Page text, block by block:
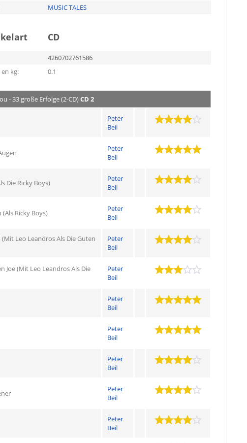
MUSIC TALES
CD
4260702761586
kg:
0.1
- 33 große Erfolge (2-CD)CD 2
Peter
Beil
Peter
Beil
Die Ricky Boys)
Peter
Beil
(Als Ricky Boys)
Peter
Beil
Leo Leandros Als Die Guten
Peter
Beil
Joe (Mit Leo Leandros Als Die
Peter
Beil
Peter
Beil
Peter
Beil
Peter
Beil
Peter
Beil
Peter
Beil